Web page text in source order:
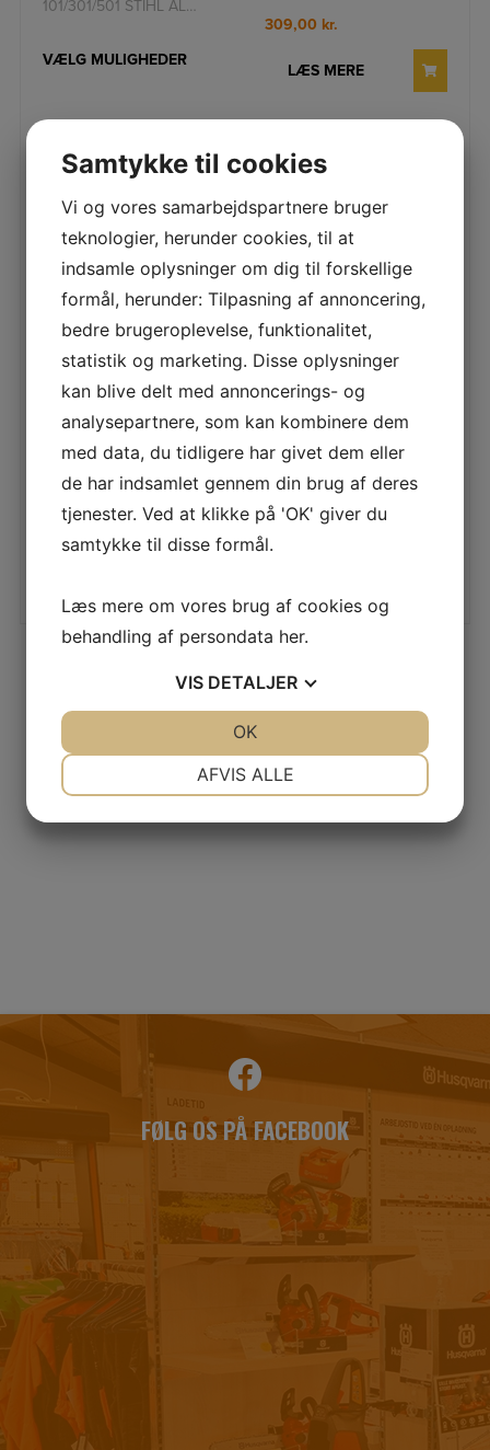
101/301/501 STIHL AL
Vælg me
VÆLG MULIGHEDER
batteri. Kompatibelt me
309,00 kr.
LÆS MERE
SPAR 11%
AL 1 batteri
standardlader
Stihl Lader AL 1 Stihl Lader
AL 1 er på 230 V og
kompatibel med STIHL
299,00kr.
LÆS MERE
SPAR 34%
STIHL AK 10/AK 20/AK
30 Batteri
STIHL AK 10/AK 20/AK 30
Batteri STIHL AK Batterier
passer til maskiner i STIHL
VÆLG MULIGHEDER
FØLG OS PÅ FACEBOOK
Samtykke til cookies
Vi og vores samarbejdspartnere bruger
teknologier, herunder cookies, til at
indsamle oplysninger om dig til forskellige
formål, herunder: Tilpasning af annoncering,
bedre brugeroplevelse, funktionalitet,
statistik og marketing. Disse oplysninger
kan blive delt med annoncerings- og
analysepartnere, som kan kombinere dem
med data, du tidligere har givet dem eller
de har indsamlet gennem din brug af deres
tjenester. Ved at klikke på 'OK' giver du
samtykke til disse formål.
Læs mere om vores brug af cookies og
behandling af persondata her.
VIS DETALJER
AFVIS ALLE
OK